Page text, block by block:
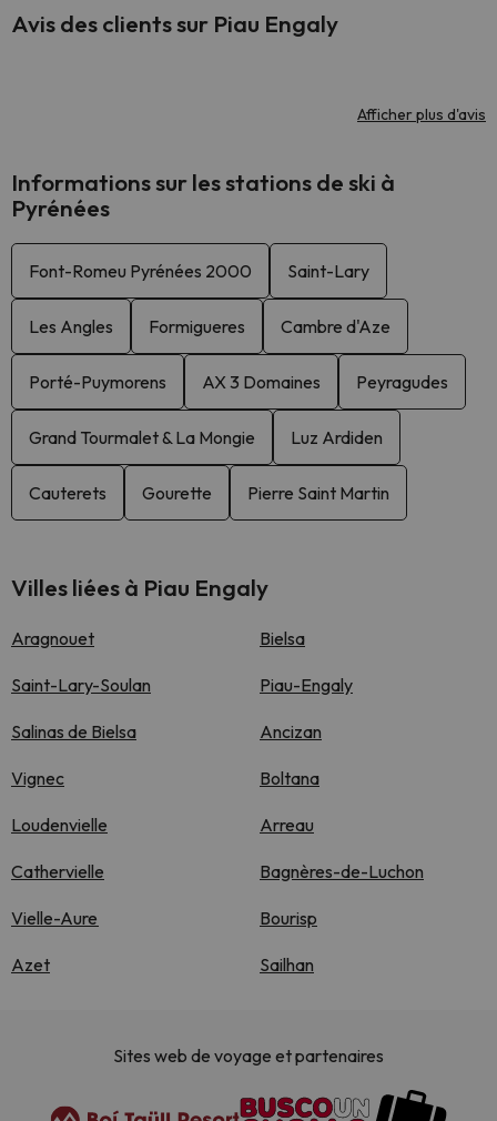
Avis des clients sur Piau Engaly
Afficher plus d'avis
Informations sur les stations de ski à
Pyrénées
Font-Romeu Pyrénées 2000 Saint-Lary
Les Angles Formigueres Cambre d'Aze
Porté-Puymorens AX 3 Domaines Peyragudes
Grand Tourmalet & La Mongie Luz Ardiden
Cauterets Gourette Pierre Saint Martin
Villes liées à Piau Engaly
Aragnouet Bielsa
Saint-Lary-Soulan Piau-Engaly
Salinas de Bielsa Ancizan
Vignec Boltana
Loudenvielle Arreau
Cathervielle Bagnères-de-Luchon
Vielle-Aure Bourisp
Azet Sailhan
Sites web de voyage et partenaires